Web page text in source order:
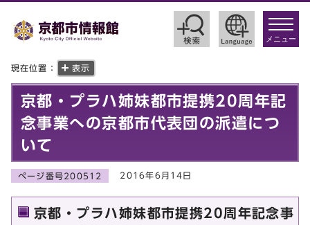
toggle
メニュー
現在位置： 表示
京都・プラハ姉妹都市提携20周年記
念事業への京都市代表団の派遣につ
いて
ページ番号200512 2016年6月14日
京都・プラハ姉妹都市提携20周年記念事